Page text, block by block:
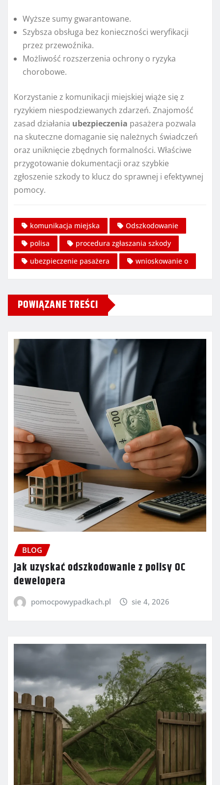
Wyższe sumy gwarantowane.
Szybsza obsługa bez konieczności weryfikacji
przez przewoźnika.
Możliwość rozszerzenia ochrony o ryzyka
chorobowe.
Korzystanie z komunikacji miejskiej wiąże się z
ryzykiem niespodziewanych zdarzeń. Znajomość
zasad działania ubezpieczenia pasażera pozwala
na skuteczne domaganie się należnych świadczeń
oraz uniknięcie zbędnych formalności. Właściwe
przygotowanie dokumentacji oraz szybkie
zgłoszenie szkody to klucz do sprawnej i efektywnej
pomocy.
komunikacja miejska
Odszkodowanie
polisa
procedura zgłaszania szkody
ubezpieczenie pasażera
wnioskowanie o
POWIĄZANE TREŚCI
BLOG
Jak uzyskać odszkodowanie z polisy OC
dewelopera
pomocpowypadkach.pl sie 4, 2026